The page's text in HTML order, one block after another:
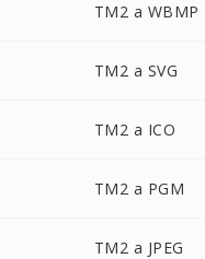
TM2 a WBMP
TM2 a SVG
TM2 a ICO
TM2 a PGM
TM2 a JPEG